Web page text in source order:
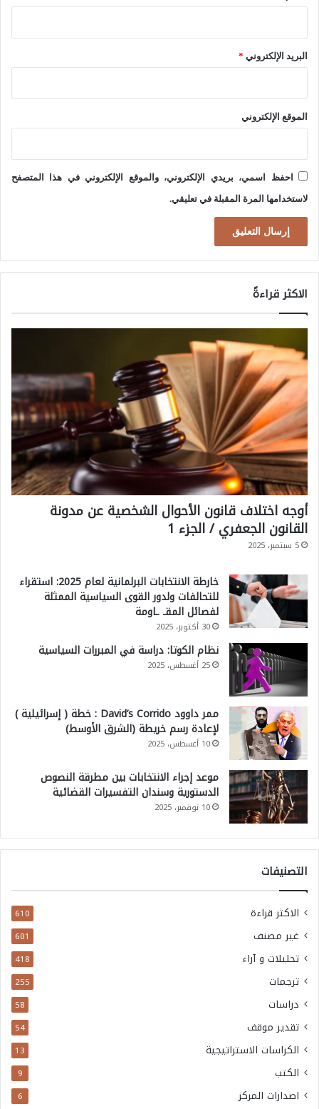
د
ق
ا
ر
و
ي
ا
ن
ا
ت
البريد الإلكتروني *
الموقع الإلكتروني
احفظ اسمي، بريدي الإلكتروني، والموقع الإلكتروني في هذا المتصفح
لاستخدامها المرة المقبلة في تعليقي.
الاكثر قراءةً
أوجه اختلاف قانون الأحوال الشخصية عن مدونة
القانون الجعفري / الجزء 1
5 سبتمبر، 2025
خارطة الانتخابات البرلمانية لعام 2025: استقراء
للتحالفات ولدور القوى السياسية الممثلة
لفصائل المقـ ـاومة
30 أكتوبر، 2025
نظام الكوتا: دراسة في المبررات السياسية
25 أغسطس، 2025
ممر داوود David’s Corrido : خطة ( إسرائيلية )
لإعادة رسم خريطة (الشرق الأوسط)
10 أغسطس، 2025
موعد إجراء الانتخابات بين مطرقة النصوص
الدستورية وسندان التفسيرات القضائية
10 نوفمبر، 2025
التصنيفات
الاكثر قراءة 610
غير مصنف 601
تحليلات و آراء 418
ترجمات 255
دراسات 58
تقدير موقف 54
الكراسات الاستراتيجية 13
الكتب 9
اصدارات المركز 6